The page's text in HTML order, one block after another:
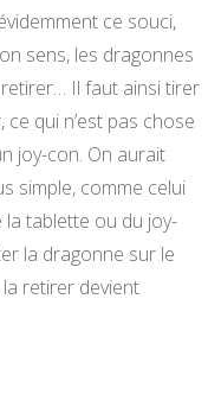
ce souci,
sens, les dragonnes
Il faut ainsi tirer
qui n’est pas chose
joy-con. On aurait
simple, comme celui
tablette ou du joy-
la dragonne sur le
la retirer devient